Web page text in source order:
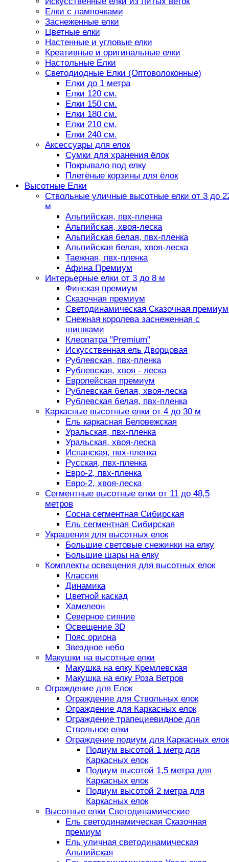
Елки с лампочками
Заснеженные елки
Цветные елки
Настенные и угловые елки
Креативные и оригинальные елки
Настольные Елки
Светодиодные Елки (Оптоволоконные)
Елки до 1 метра
Елки 120 см.
Елки 150 см.
Елки 180 см.
Елки 210 см.
Елки 240 см.
Аксессуары для елок
Сумки для хранения ёлок
Покрывало под елку
Плетёные корзины для ёлок
Высотные Елки
Ствольные уличные высотные елки от 3 до
м
Альпийская, пвх-пленка
Альпийская, хвоя-леска
Альпийская белая, пвх-пленка
Альпийская белая, хвоя-леска
Таежная, пвх-пленка
Афина Премиум
Интерьерные елки от 3 до 8 м
Финская премиум
Сказочная премиум
Светодинамическая Сказочная премиум
Снежная королева заснеженная с
шишками
Клеопатра "Premium"
Искусственная ель Дворцовая
Рублевская, пвх-пленка
Рублевская, хвоя - леска
Европейская премиум
Рублевская белая, хвоя-леска
Рублевская белая, пвх-пленка
Каркасные высотные елки от 4 до 30 м
Ель каркасная Беловежская
Уральская, пвх-пленка
Уральская, хвоя-леска
Испанская, пвх-пленка
Русская, пвх-пленка
Евро-2, пвх-пленка
Евро-2, хвоя-леска
Сегментные высотные елки от 11 до 48,5
метров
Сосна сегментная Сибирская
Ель сегментная Сибирская
Украшения для высотных елок
Большие световые снежинки на елку
Большие шары на елку
Комплекты освещения для высотных елок
Классик
Динамика
Цветной каскад
Хамелеон
Северное сияние
Освещение 3D
Пояс ориона
Звездное небо
Макушки на высотные елки
Макушка на елку Кремлевская
Макушка на елку Роза Ветров
Ограждение для Елок
Ограждение для Ствольных елок
Ограждение для Каркасных елок
Ограждение трапециевидное для
Ствольное елки
Ограждение подиум для Каркасных елок
Подиум высотой 1 метр для
Каркасных елок
Подиум высотой 1,5 метра для
Каркасных елок
Подиум высотой 2 метра для
Каркасных елок
Высотные елки Светодинамические
Ель светодинамическая Сказочная
премиум
Ель уличная светодинамическая
Альпийская